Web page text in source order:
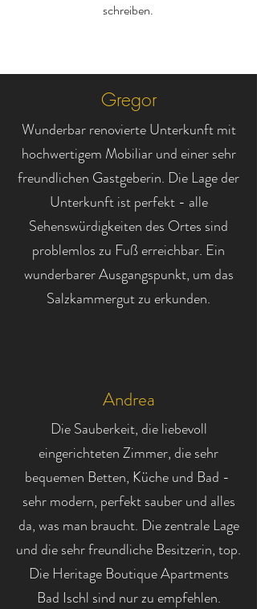
schreiben.
Gregor
Wunderbar renovierte Unterkunft mit
hochwertigem Mobiliar und einer sehr
freundlichen Gastgeberin. Die Lage der
Unterkunft ist perfekt - alle
Sehenswürdigkeiten des Ortes sind
problemlos zu Fuß erreichbar. Ein
wunderbarer Ausgangspunkt, um das
Salzkammergut zu erkunden.
Andrea
Die Sauberkeit, die liebevoll
eingerichteten Zimmer, die sehr
bequemen Betten, Küche und Bad -
sehr modern, perfekt sauber und alles
da, was man braucht. Die zentrale Lage
und die sehr freundliche Besitzerin, top.
Die Heritage Boutique Apartments
Bad Ischl sind nur zu empfehlen.